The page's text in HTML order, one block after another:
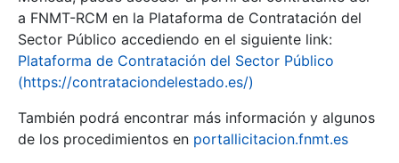
a FNMT-RCM en la Plataforma de Contratación del
Sector Público accediendo en el siguiente link:
Plataforma de Contratación del Sector Público
(https://contrataciondelestado.es/)
También podrá encontrar más información y algunos
de los procedimientos en portallicitacion.fnmt.es